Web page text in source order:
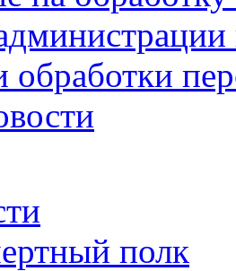
обработки
полк